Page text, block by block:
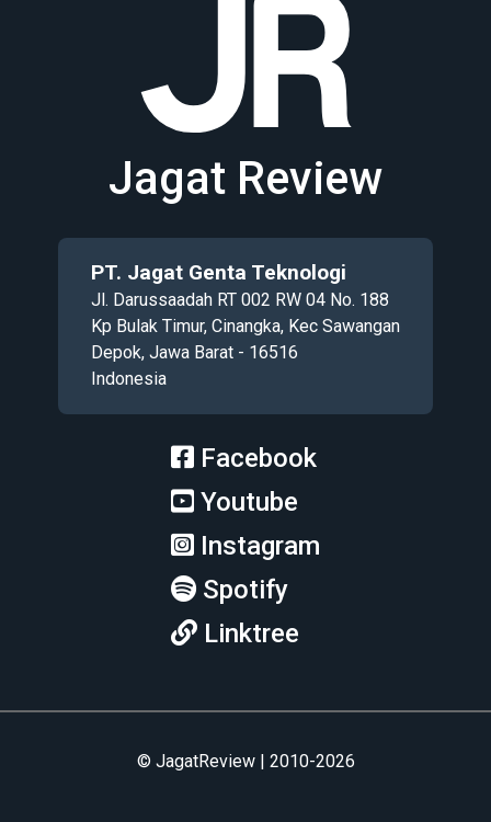
Jagat Review
PT. Jagat Genta Teknologi
Jl. Darussaadah RT 002 RW 04 No. 188
Kp Bulak Timur, Cinangka, Kec Sawangan
Depok, Jawa Barat - 16516
Indonesia
Facebook
Youtube
Instagram
Spotify
Linktree
© JagatReview | 2010-2026